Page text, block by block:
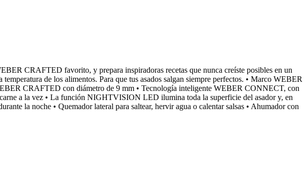
CRAFTED favorito, y prepara inspiradoras recetas que nunca creíste posibles en un
de los alimentos. Para que tus asados salgan siempre perfectos. • Marco WEBER
CRAFTED con diámetro de 9 mm • Tecnología inteligente WEBER CONNECT, con
a la vez • La función NIGHTVISION LED ilumina toda la superficie del asador y, en
la noche • Quemador lateral para saltear, hervir agua o calentar salsas • Ahumador con